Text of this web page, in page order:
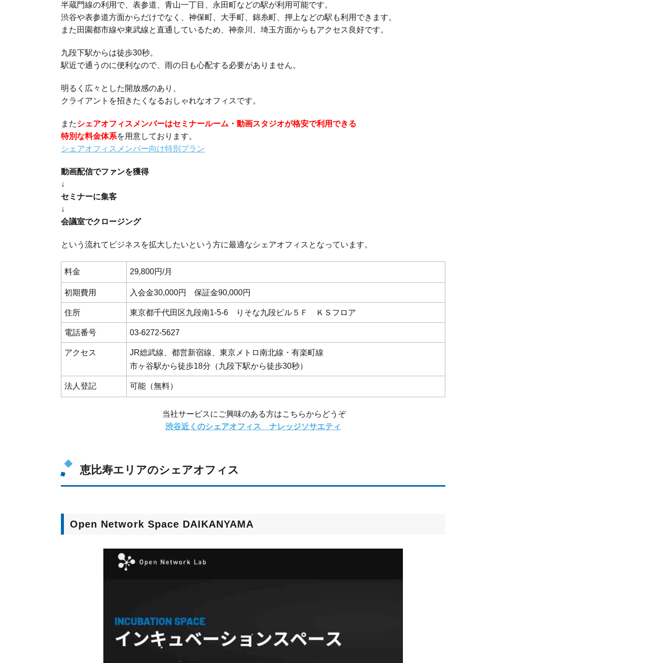
半蔵門線の利用で、表参道、青山一丁目、永田町などの駅が利用可能です。
渋谷や表参道方面からだけでなく、神保町、大手町、錦糸町、押上などの駅も利用できます。
また田園都市線や東武線と直通しているため、神奈川、埼玉方面からもアクセス良好です。
九段下駅からは徒歩30秒。
駅近で通うのに便利なので、雨の日も心配する必要がありません。
明るく広々とした開放感のあり、
クライアントを招きたくなるおしゃれなオフィスです。
またシェアオフィスメンバーはセミナールーム・動画スタジオが格安で利用できる
特別な料金体系を用意しております。
シェアオフィスメンバー向け特別プラン
動画配信でファンを獲得
↓
セミナーに集客
↓
会議室でクロージング
という流れてビジネスを拡大したいという方に最適なシェアオフィスとなっています。
料金 29,800円/月
初期費用 入会金30,000円 保証金90,000円
住所 東京都千代田区九段南1-5-6 りそな九段ビル５Ｆ ＫＳフロア
電話番号 03-6272-5627
アクセス
JR総武線、都営新宿線、東京メトロ南北線・有楽町線
市ヶ谷駅から徒歩18分（九段下駅から徒歩30秒）
法人登記 可能（無料）
当社サービスにご興味のある方はこちらからどうぞ
渋谷近くのシェアオフィス ナレッジソサエティ
恵比寿エリアのシェアオフィス
Open Network Space DAIKANYAMA